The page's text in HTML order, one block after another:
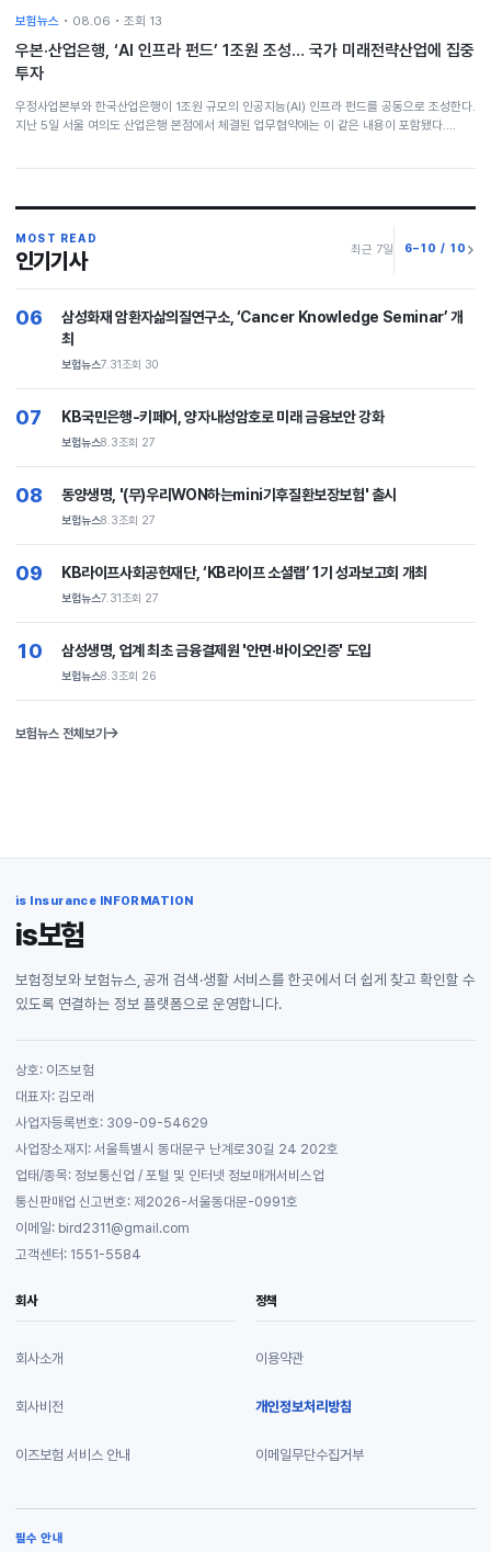
보험뉴스 • 08.06 • 조회 13
우본·산업은행, ‘AI 인프라 펀드’ 1조원 조성… 국가 미래전략산업에 집중
투자
우정사업본부와 한국산업은행이 1조원 규모의 인공지능(AI) 인프라 펀드를 공동으로 조성한다.
지난 5일 서울 여의도 산업은행 본점에서 체결된 업무협약에는 이 같은 내용이 포함됐다.…
MOST READ
인기기사 최근 7일 6–10 / 10
06
삼성화재 암환자삶의질연구소, ‘Cancer Knowledge Seminar’ 개
최
보험뉴스7.31조회 30
07 KB국민은행-키페어, 양자내성암호로 미래 금융보안 강화
보험뉴스8.3조회 27
08 동양생명, '(무)우리WON하는mini기후질환보장보험' 출시
보험뉴스8.3조회 27
09 KB라이프사회공헌재단, ‘KB라이프 소셜랩’ 1기 성과보고회 개최
보험뉴스7.31조회 27
10 삼성생명, 업계 최초 금융결제원 '안면·바이오인증' 도입
보험뉴스8.3조회 26
보험뉴스 전체보기
is Insurance INFORMATION
is보험
보험정보와 보험뉴스, 공개 검색·생활 서비스를 한곳에서 더 쉽게 찾고 확인할 수
있도록 연결하는 정보 플랫폼으로 운영합니다.
상호: 이즈보험
대표자: 김모래
사업자등록번호: 309-09-54629
사업장소재지: 서울특별시 동대문구 난계로30길 24 202호
업태/종목: 정보통신업 / 포털 및 인터넷 정보매개서비스업
통신판매업 신고번호: 제2026-서울동대문-0991호
이메일: bird2311@gmail.com
고객센터: 1551-5584
회사
회사소개
회사비전
이즈보험 서비스 안내
정책
이용약관
개인정보처리방침
이메일무단수집거부
필수 안내